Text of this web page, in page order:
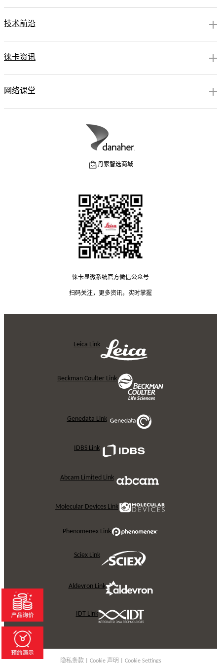
技术前沿
徕卡资讯
网络课堂
丹家智选商城
徕卡显微系统官方微信公众号
扫码关注，更多资讯，实时掌握
Leica Link
Beckman Coulter Link
Genedata Link
IDBS Link
Abcam Limited Link
Molecular Devices Link
Phenomenex Link
Sciex Link
Aldevron Link
IDT Link
隐私条款 Cookie 声明 Cookie Settings